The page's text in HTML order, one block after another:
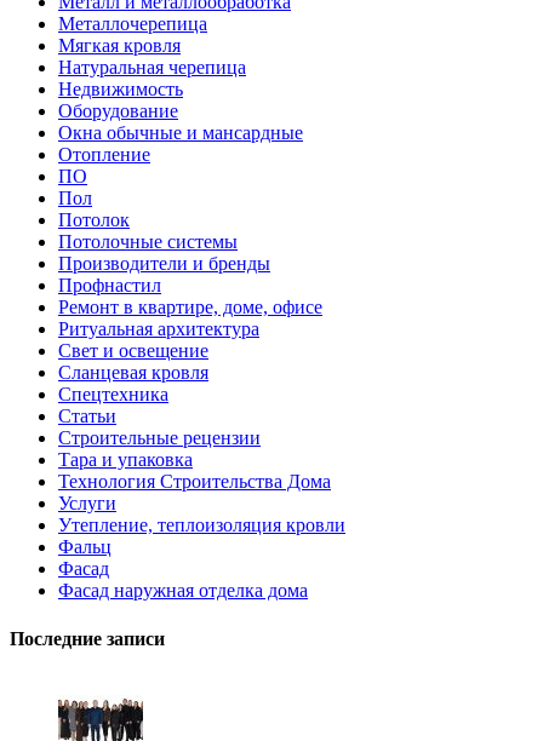
Металлочерепица
Мягкая кровля
Натуральная черепица
Недвижимость
Оборудование
Окна обычные и мансардные
Отопление
ПО
Пол
Потолок
Потолочные системы
Производители и бренды
Профнастил
Ремонт в квартире, доме, офисе
Ритуальная архитектура
Свет и освещение
Сланцевая кровля
Спецтехника
Статьи
Строительные рецензии
Тара и упаковка
Технология Строительства Дома
Услуги
Утепление, теплоизоляция кровли
Фальц
Фасад
Фасад наружная отделка дома
Последние записи